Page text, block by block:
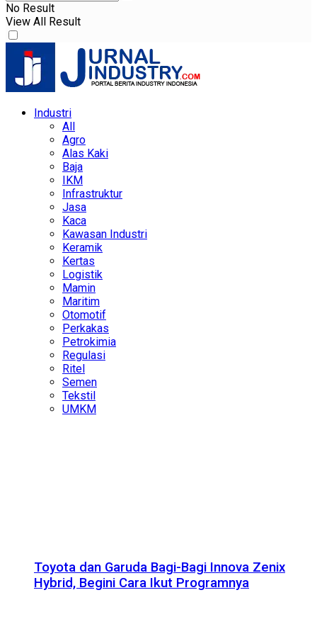
No Result
View All Result
Industri
All
Agro
Alas Kaki
Baja
IKM
Infrastruktur
Jasa
Kaca
Kawasan Industri
Keramik
Kertas
Logistik
Mamin
Maritim
Otomotif
Perkakas
Petrokimia
Regulasi
Ritel
Semen
Tekstil
UMKM
Toyota dan Garuda Bagi-Bagi Innova Zenix
Hybrid, Begini Cara Ikut Programnya